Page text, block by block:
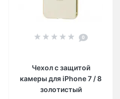
0
Чехол с защитой
камеры для iPhone 7 / 8
золотистый